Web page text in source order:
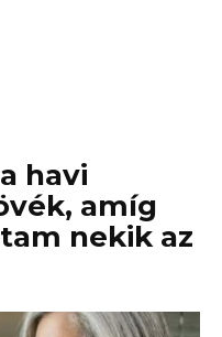
havi
amíg
nekik az